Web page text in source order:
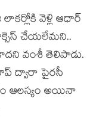
వెళ్లి ఆధార్
చేయలేమని..
వంశీ తెలిపాడు.
ద్వారా పైరసీ
ఆలస్యం అయినా